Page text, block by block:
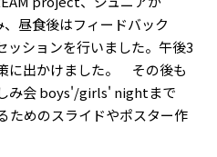
昼食後はフィードバック
ッションを行いました。午後3
に出かけました。 その後も
み会 boys'/girls' nightまで
ためのスライドやポスター作